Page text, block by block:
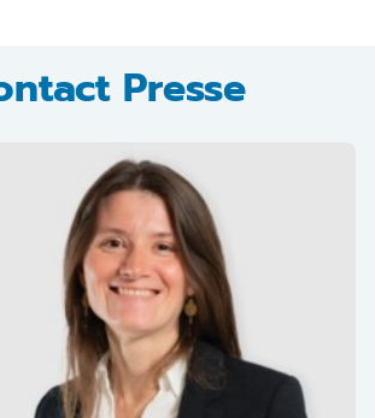
2025, elle devient également
de surveillance de Unofi.
Presse